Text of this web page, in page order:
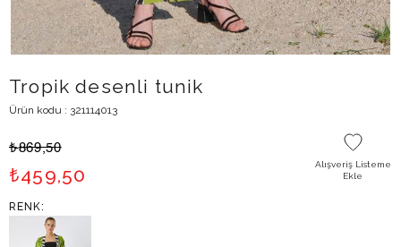
Tropik desenli tunik
Ürün kodu : 321114013
₺869,50
₺459,50
Alışveriş Listeme
Ekle
RENK: